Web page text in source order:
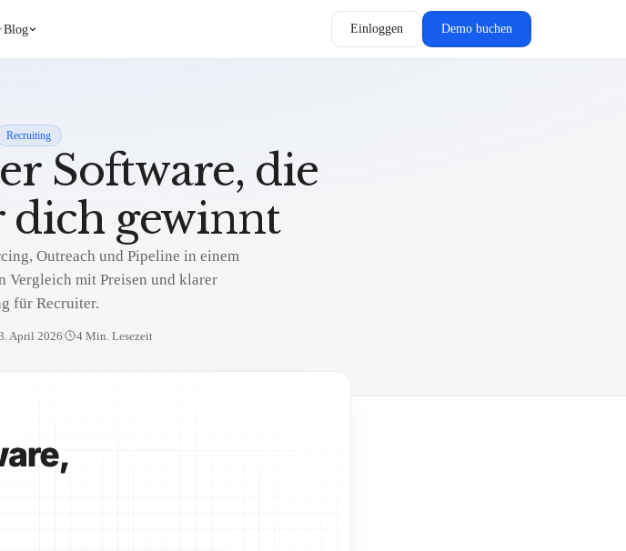
Blog Einloggen Demo buchen
Recruiting
Software, die
dich gewinnt
Outreach und Pipeline in einem
Vergleich mit Preisen und klarer
für Recruiter.
April 2026 4 Min. Lesezeit